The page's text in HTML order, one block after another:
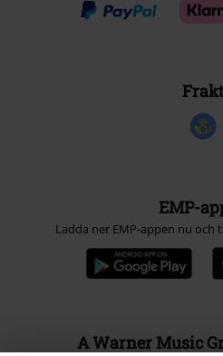
Frakt
EMP-
Ladda ner EMP-appen nu och
A Warner Music